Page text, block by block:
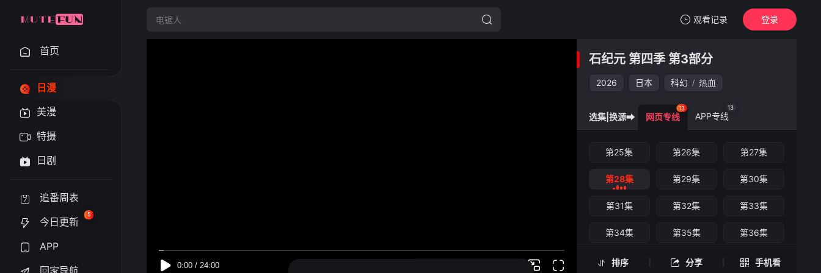
观看记录
我的观影记录
第28集
石纪元 第四季 第3部分
登录
首页
日漫
美漫
特摄
日剧
追番周表
今日更新
5
APP
回家导航
石纪元 第四季 第3部分
2026 日本 科幻 / 热血
排序 分享 手机看
石纪元 第四季 第3部分 -第28集
选集|换源➡ 网页专线
13
APP专线
13
第25集 第26集 第27集
第28集 第29集 第30集
第31集 第32集 第33集
第34集 第35集 第36集
第37集